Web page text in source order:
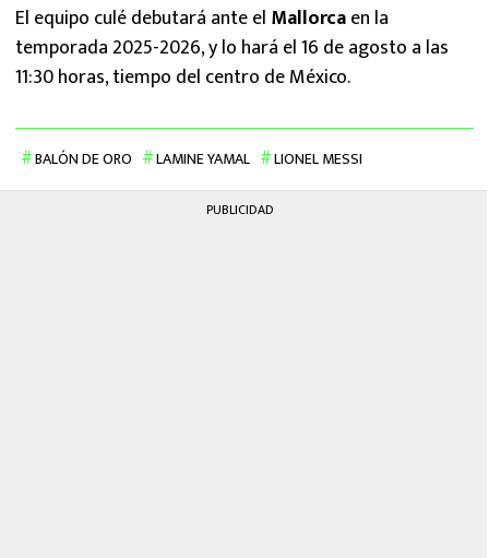
El equipo culé debutará ante el Mallorcaen la
temporada 2025-2026, y lo hará el 16 de agosto a las
11:30 horas, tiempo del centro de México.
BALÓN DE ORO LAMINE YAMAL LIONEL MESSI
PUBLICIDAD